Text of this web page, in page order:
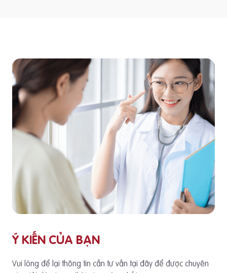
Ý KIẾN CỦA BẠN
Vui lòng để lại thông tin cần tư vấn tại đây để được chuyên